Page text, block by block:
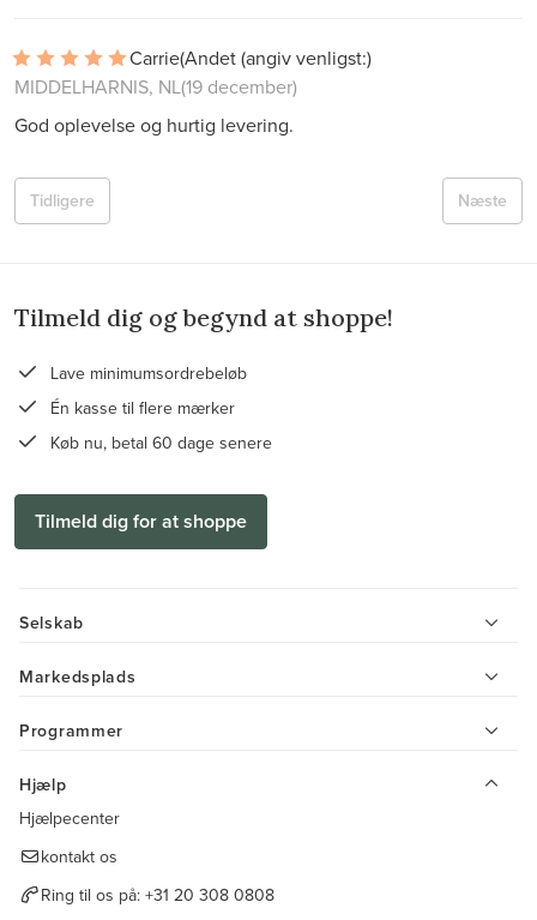
Carrie(Andet (angiv venligst:)
MIDDELHARNIS, NL(19 december)
God oplevelse og hurtig levering.
Næste
Tidligere
Tilmeld dig og begynd at shoppe!
Lave minimumsordrebeløb
Én kasse til flere mærker
Køb nu, betal 60 dage senere
Tilmeld dig for at shoppe
Selskab
Markedsplads
Programmer
Hjælp
Hjælpecenter
kontakt os
Ring til os på: +31 20 308 0808